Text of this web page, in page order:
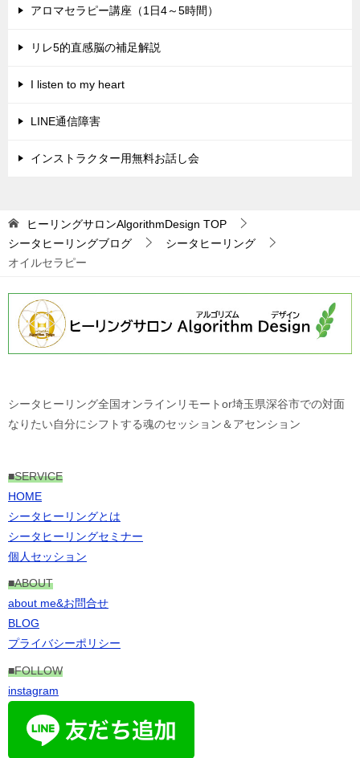
ビ
シ
アロマセラピー講座（1日4～5時間）
リレ5的直感脳の補足解説
I listen to my heart
LINE通信障害
インストラクター用無料お話し会
ヒーリングサロンAlgorithmDesign TOP
シータヒーリングブログ
シータヒーリング
オイルセラピー
シータヒーリング全国オンラインリモートor埼玉県深谷市での対面
なりたい自分にシフトする魂のセッション＆アセンション
■SERVICE
HOME
シータヒーリングとは
シータヒーリングセミナー
個人セッション
■ABOUT
about me&お問合せ
BLOG
プライバシーポリシー
■FOLLOW
instagram